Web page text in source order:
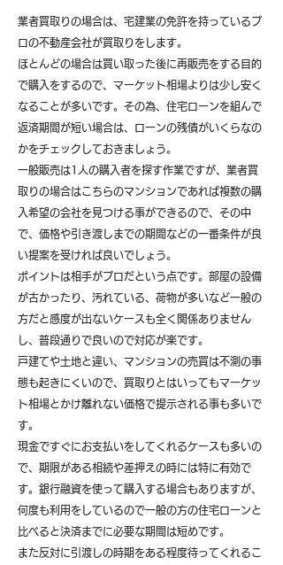
業者買取りの場合は、宅建業の免許を持っているプ
ロの不動産会社が買取りをします。
ほとんどの場合は買い取った後に再販売をする目的
で購入をするので、マーケット相場よりは少し安く
なることが多いです。その為、住宅ローンを組んで
返済期間が短い場合は、ローンの残債がいくらなの
かをチェックしておきましょう。
一般販売は1人の購入者を探す作業ですが、業者買
取りの場合はこちらのマンションであれば複数の購
入希望の会社を見つける事ができるので、その中
で、価格や引き渡しまでの期間などの一番条件が良
い提案を受ければ良いでしょう。
ポイントは相手がプロだという点です。部屋の設備
が古かったり、汚れている、荷物が多いなど一般の
方だと感度が出ないケースも全く関係ありません
し、普段通りで良いので対応が楽です。
戸建てや土地と違い、マンションの売買は不測の事
態も起きにくいので、買取りとはいってもマーケッ
ト相場とかけ離れない価格で提示される事も多いで
す。
現金ですぐにお支払いをしてくれるケースも多いの
で、期限がある相続や差押えの時には特に有効で
す。銀行融資を使って購入する場合もありますが、
何度も利用をしているので一般の方の住宅ローンと
比べると決済までに必要な期間は短めです。
また反対に引渡しの時期をある程度待ってくれるこ